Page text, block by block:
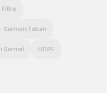
Filtre
Sarmal+Taban
HDPE